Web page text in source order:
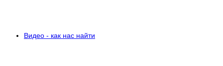
Видео - как нас найти